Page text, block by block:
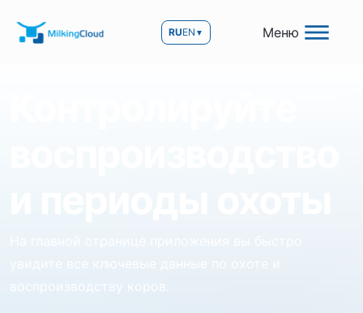
RUEN ▼ Меню
воспроизводству коров.